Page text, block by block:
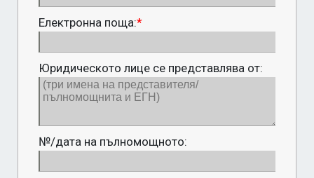
Електронна поща:*
Юридическото лице се представлява от:
№/дата на пълномощното: